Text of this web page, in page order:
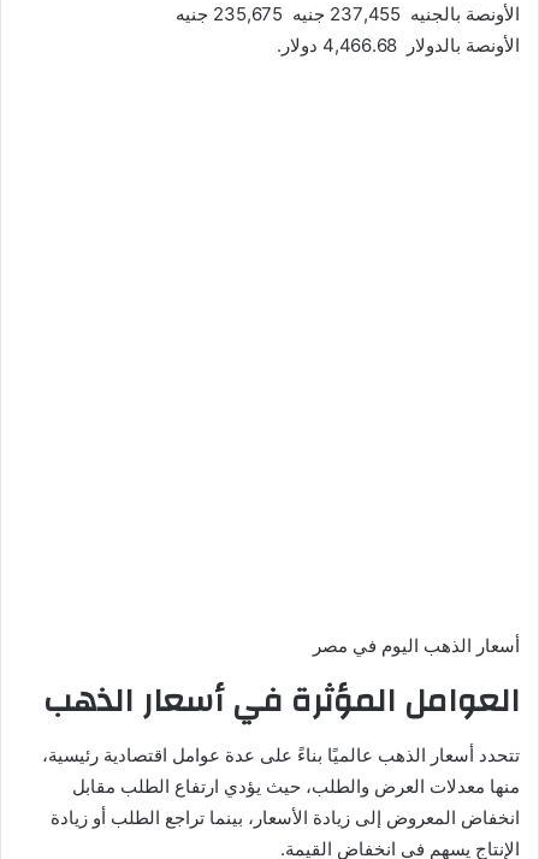
الأونصة بالجنيه 237,455 جنيه 235,675 جنيه
الأونصة بالدولار 4,466.68 دولار.
أسعار الذهب اليوم في مصر
العوامل المؤثرة في أسعار الذهب
تتحدد أسعار الذهب عالميًا بناءً على عدة عوامل اقتصادية رئيسية،
منها معدلات العرض والطلب، حيث يؤدي ارتفاع الطلب مقابل
انخفاض المعروض إلى زيادة الأسعار، بينما تراجع الطلب أو زيادة
الإنتاج يسهم في انخفاض القيمة.